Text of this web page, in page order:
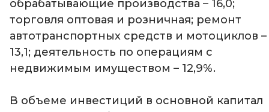
обрабатывающие производства – 16,0;
торговля оптовая и розничная; ремонт
автотранспортных средств и мотоциклов –
13,1; деятельность по операциям с
недвижимым имуществом – 12,9%.
В объеме инвестиций в основной капитал